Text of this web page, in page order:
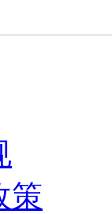
策